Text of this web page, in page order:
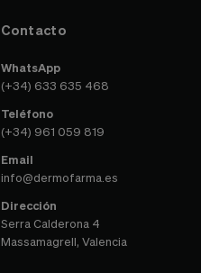
Contacto
WhatsApp
(+34) 633 635 468
Teléfono
(+34) 961 059 819
Email
info@dermofarma.es
Dirección
Serra Calderona 4
Massamagrell, Valencia